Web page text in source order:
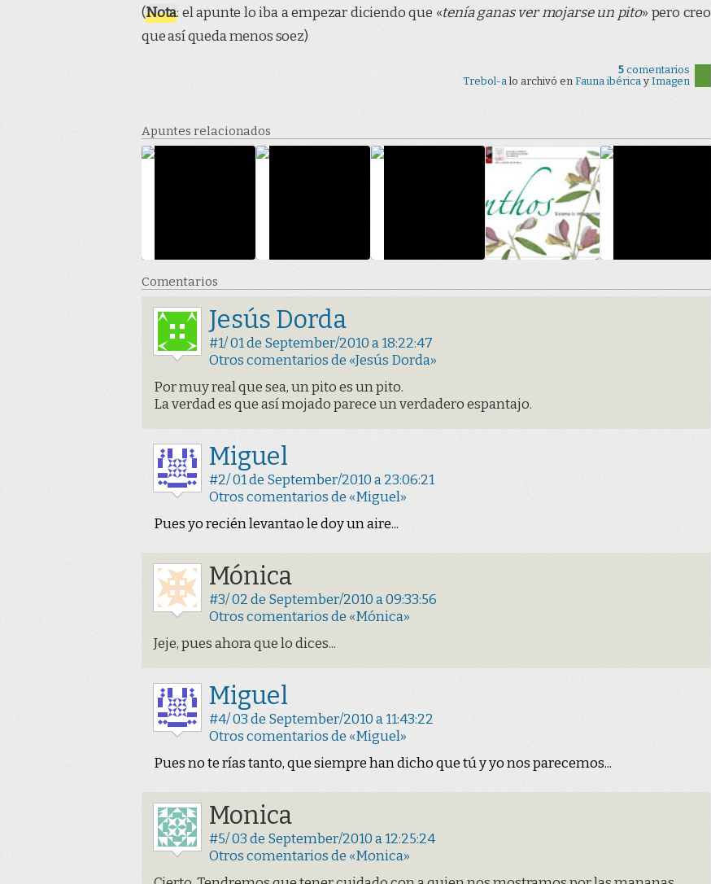
(Nota: el apunte lo iba a empezar diciendo que «tenía ganas ver mojarse un pito» pero creo
que así queda menos soez)
5 comentarios
Trebol-a lo archivó en Fauna ibérica y Imagen
Apuntes relacionados
Comentarios
Jesús Dorda
#1/ 01 de September/2010 a 18:22:47
Otros comentarios de «Jesús Dorda»
Por muy real que sea, un pito es un pito.
La verdad es que así mojado parece un verdadero espantajo.
Miguel
#2/ 01 de September/2010 a 23:06:21
Otros comentarios de «Miguel»
Pues yo recién levantao le doy un aire...
Mónica
#3/ 02 de September/2010 a 09:33:56
Otros comentarios de «Mónica»
Jeje, pues ahora que lo dices...
Miguel
#4/ 03 de September/2010 a 11:43:22
Otros comentarios de «Miguel»
Pues no te rías tanto, que siempre han dicho que tú y yo nos parecemos...
Monica
#5/ 03 de September/2010 a 12:25:24
Otros comentarios de «Monica»